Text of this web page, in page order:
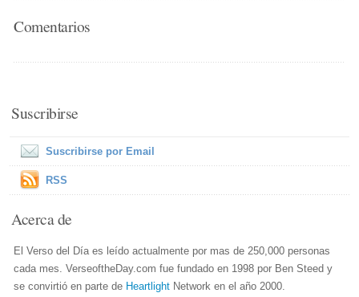
Comentarios
Suscribirse
Suscribirse por Email
RSS
Acerca de
El Verso del Día es leído actualmente por mas de 250,000 personas
cada mes. VerseoftheDay.com fue fundado en 1998 por Ben Steed y
se convirtió en parte de Heartlight Network en el año 2000.